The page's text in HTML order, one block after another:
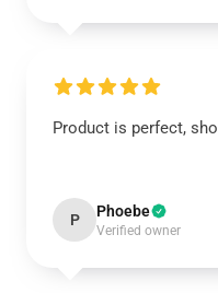
Product is perfect,
P Phoebe
Verified owner